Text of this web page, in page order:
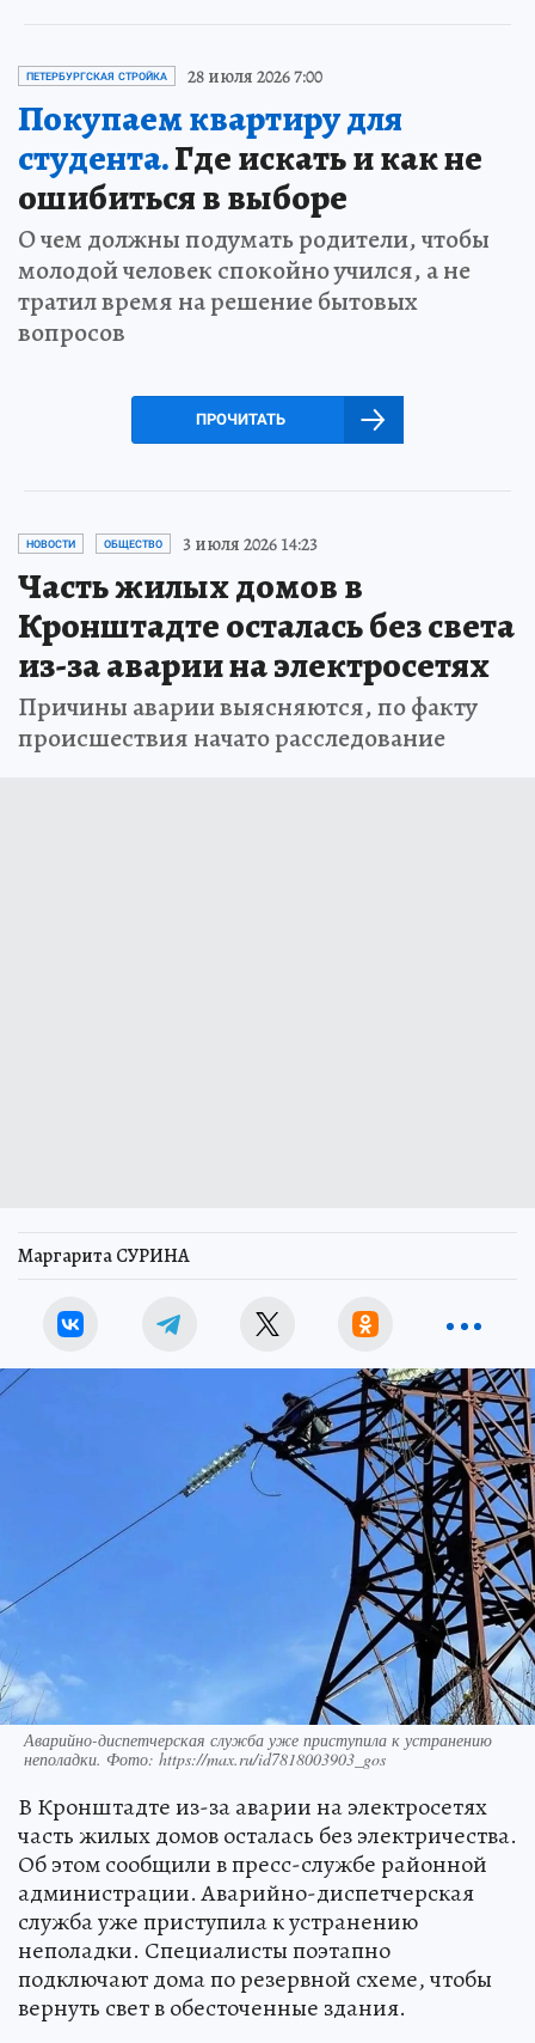
ПЕТЕРБУРГСКАЯ СТРОЙКА 28 июля 2026 7:00
Покупаем квартиру для
студента.Где искать и как не
ошибиться в выборе
О чем должны подумать родители, чтобы
молодой человек спокойно учился, а не
тратил время на решение бытовых
вопросов
ПРОЧИТАТЬ
НОВОСТИ ОБЩЕСТВО 3 июля 2026 14:23
Часть жилых домов в
Кронштадте осталась без света
из-за аварии на электросетях
Причины аварии выясняются, по факту
происшествия начато расследование
Маргарита СУРИНА
Аварийно-диспетчерская служба уже приступила к устранению
неполадки. Фото: https://max.ru/id7818003903_gos
В Кронштадте из-за аварии на электросетях
часть жилых домов осталась без электричества.
Об этом сообщили в пресс-службе районной
администрации. Аварийно-диспетчерская
служба уже приступила к устранению
неполадки. Специалисты поэтапно
подключают дома по резервной схеме, чтобы
вернуть свет в обесточенные здания.